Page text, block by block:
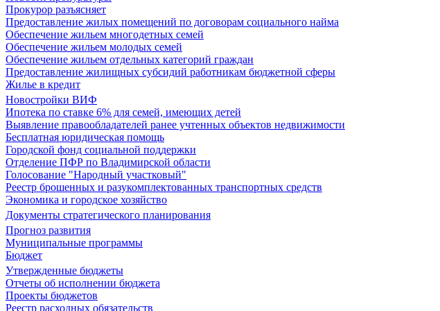
Прокурор разъясняет
Предоставление жилых помещений по договорам социального найма
Обеспечение жильем многодетных семей
Обеспечение жильем молодых семей
Обеспечение жильем отдельных категорий граждан
Предоставление жилищных субсидий работникам бюджетной сферы
Жилье в кредит
Новостройки ВИФ
Ипотека по ставке 6% для семей, имеющих детей
Выявление правообладателей ранее учтенных объектов недвижимости
Бесплатная юридическая помощь
Городской фонд социальной поддержки
Отделение ПФР по Владимирской области
Голосование "Народный участковый"
Реестр брошенных и разукомплектованных транспортных средств
Экономика и городское хозяйство
Документы стратегического планирования
Прогноз развития
Муниципальные программы
Бюджет
Утвержденные бюджеты
Отчеты об исполнении бюджета
Проекты бюджетов
Реестр расходных обязательств